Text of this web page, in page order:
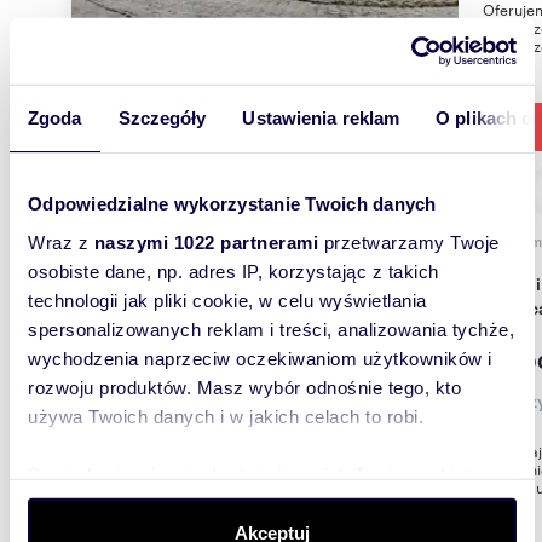
Zgoda Szczegóły Ustawienia reklam O plikach
Odpowiedzialne wykorzystanie Twoich danych
Wraz z naszymi 1022 partnerami przetwarzamy Twoje
osobiste dane, np. adres IP, korzystając z takich
technologii jak pliki cookie, w celu wyświetlania
spersonalizowanych reklam i treści, analizowania tychże,
wychodzenia naprzeciw oczekiwaniom użytkowników i
rozwoju produktów. Masz wybór odnośnie tego, kto
używa Twoich danych i w jakich celach to robi.
dane są przetwarzane oraz ustaw własne preferencje w
. W Deklaracji plików cookie możesz
Akceptuj
m
-
12